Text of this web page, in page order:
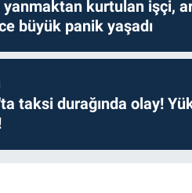
kurtulan işçi,
büyük panik yaşadı
taksi durağında olay!